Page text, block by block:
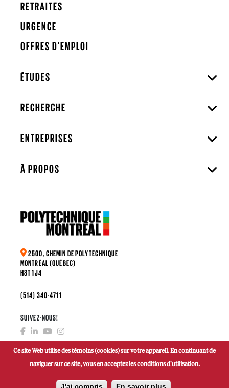
RETRAITÉS
URGENCE
OFFRES D'EMPLOI
ÉTUDES
RECHERCHE
ENTREPRISES
À PROPOS
2500, CHEMIN DE POLYTECHNIQUE
MONTRÉAL (QUÉBEC)
H3T 1J4
(514) 340-4711
SUIVEZ-NOUS!
FAIRE UN DON
Ce site Web utilise des témoins (cookies) sur votre appareil. En continuant de
naviguer sur ce site, vous en acceptez les conditions d'utilisation.